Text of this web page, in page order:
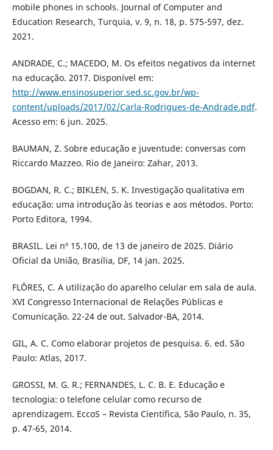
mobile phones in schools. Journal of Computer and
Education Research, Turquia, v. 9, n. 18, p. 575-597, dez.
2021.
ANDRADE, C.; MACEDO, M. Os efeitos negativos da internet
na educação. 2017. Disponível em:
http://www.ensinosuperior.sed.sc.gov.br/wp-
content/uploads/2017/02/Carla-Rodrigues-de-Andrade.pdf.
Acesso em: 6 jun. 2025.
BAUMAN, Z. Sobre educação e juventude: conversas com
Riccardo Mazzeo. Rio de Janeiro: Zahar, 2013.
BOGDAN, R. C.; BIKLEN, S. K. Investigação qualitativa em
educação: uma introdução às teorias e aos métodos. Porto:
Porto Editora, 1994.
BRASIL. Lei nº 15.100, de 13 de janeiro de 2025. Diário
Oficial da União, Brasília, DF, 14 jan. 2025.
FLÔRES, C. A utilização do aparelho celular em sala de aula.
XVI Congresso Internacional de Relações Públicas e
Comunicação. 22-24 de out. Salvador-BA, 2014.
GIL, A. C. Como elaborar projetos de pesquisa. 6. ed. São
Paulo: Atlas, 2017.
GROSSI, M. G. R.; FERNANDES, L. C. B. E. Educação e
tecnologia: o telefone celular como recurso de
aprendizagem. EccoS – Revista Científica, São Paulo, n. 35,
p. 47-65, 2014.